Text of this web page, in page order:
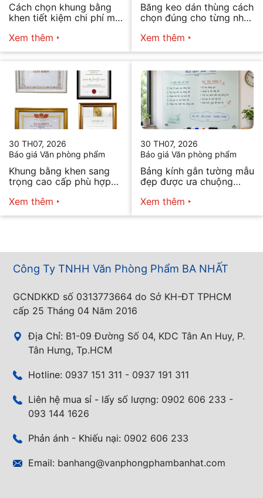
Cách chọn khung bằng
khen tiết kiệm chi phí mà
Xem thêm
Băng keo dán thùng cách
chọn đúng cho từng nhu
Xem thêm
30 TH07, 2026
Báo giá Văn phòng phẩm
Khung bằng khen sang
trọng cao cấp phù hợp
Xem thêm
30 TH07, 2026
Báo giá Văn phòng phẩm
Bảng kính gắn tường mẫu
đẹp được ưa chuộng
Xem thêm
Công Ty TNHH Văn Phòng Phẩm BA NHẤT
GCNDKKD số 0313773664 do Sở KH-ĐT TPHCM
cấp 25 Tháng 04 Năm 2016
Địa Chỉ: B1-09 Đường Số 04, KDC Tân An Huy, P.
Tân Hưng, Tp.HCM
Hotline: 0937 151 311 - 0937 191 311
Liên hệ mua sỉ - lấy số lượng: 0902 606 233 -
093 144 1626
Phản ánh - Khiếu nại: 0902 606 233
Email: banhang@vanphongphambanhat.com